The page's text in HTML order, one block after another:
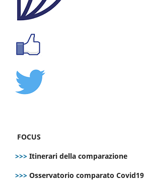
FOCUS
>>> Itinerari della comparazione
>>> Osservatorio comparato Covid19